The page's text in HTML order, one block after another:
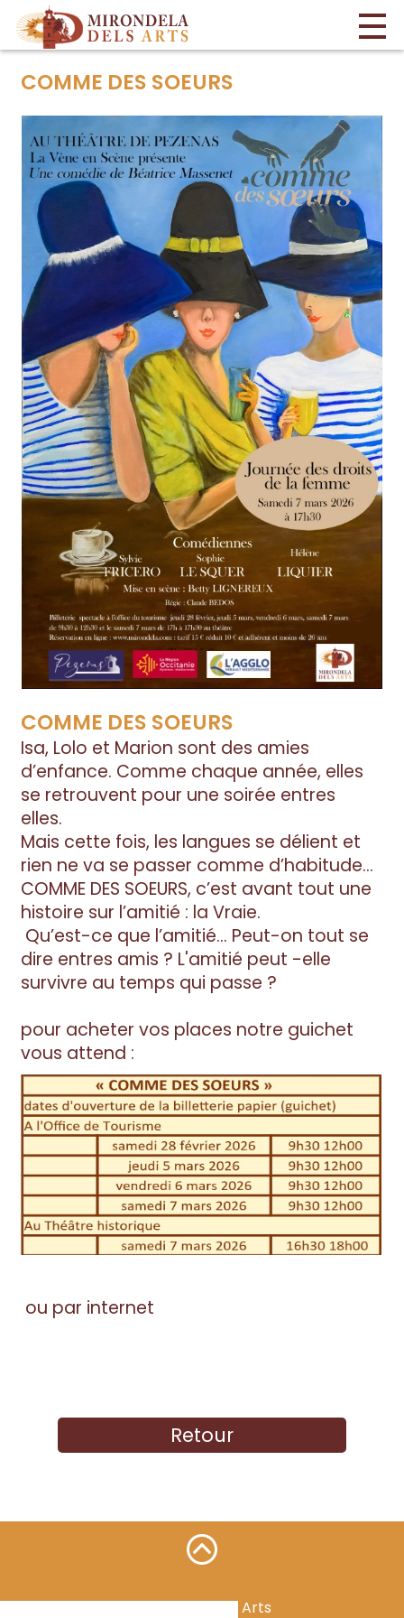
COMME DES SOEURS
COMME DES SOEURS
Isa, Lolo et Marion sont des amies
d’enfance. Comme chaque année, elles
se retrouvent pour une soirée entres
elles.
Mais cette fois, les langues se délient et
rien ne va se passer comme d’habitude…
COMME DES SOEURS, c’est avant tout une
histoire sur l’amitié : la Vraie.
Qu’est-ce que l’amitié… Peut-on tout se
dire entres amis ? L'amitié peut -elle
survivre au temps qui passe ?
pour acheter vos places notre guichet
vous attend :
ou par internet
Retour
Mirondela Dels Arts